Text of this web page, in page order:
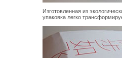
Изготовленная из
упаковка легко